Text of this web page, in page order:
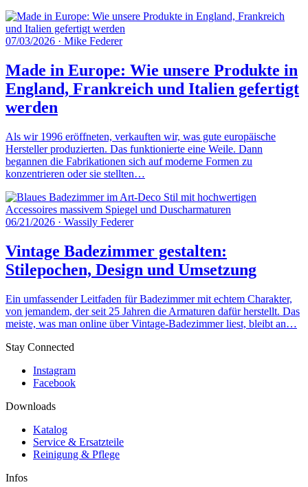
07/03/2026 · Mike Federer
Made in Europe: Wie unsere Produkte in
England, Frankreich und Italien gefertigt
werden
Als wir 1996 eröffneten, verkauften wir, was gute europäische
Hersteller produzierten. Das funktionierte eine Weile. Dann
begannen die Fabrikationen sich auf moderne Formen zu
konzentrieren oder sie stellten…
06/21/2026 · Wassily Federer
Vintage Badezimmer gestalten:
Stilepochen, Design und Umsetzung
Ein umfassender Leitfaden für Badezimmer mit echtem Charakter,
von jemandem, der seit 25 Jahren die Armaturen dafür herstellt. Das
meiste, was man online über Vintage-Badezimmer liest, bleibt an…
Stay Connected
Instagram
Facebook
Downloads
Katalog
Service & Ersatzteile
Reinigung & Pflege
Infos